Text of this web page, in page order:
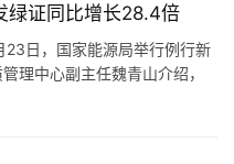
绿证同比增长28.4倍
日，国家能源局举行例行新
理中心副主任魏青山介绍，
亿个，占66.71%。截至2024